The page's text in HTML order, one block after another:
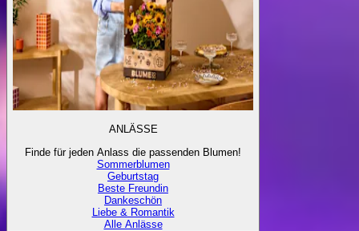
ANLÄSSE
Finde für jeden Anlass die passenden Blumen!
Sommerblumen
Geburtstag
Beste Freundin
Dankeschön
Liebe & Romantik
Alle Anlässe